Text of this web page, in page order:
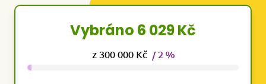
Vybráno 6 029 Kč
z 300 000 Kč / 2 %